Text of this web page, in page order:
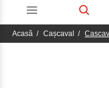
Acasă Cașcaval